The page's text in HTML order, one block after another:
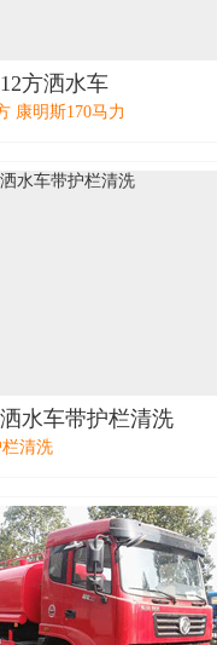
方洒水车
康明斯170马力
水车带护栏清洗
清洗